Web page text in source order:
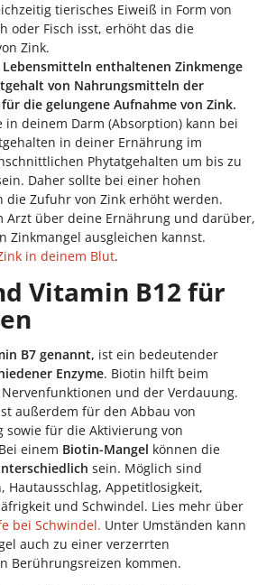
tierisches Eiweiß in Form von
oder Fisch isst, erhöht das die
Zink.
enthaltenen Zinkmenge
von Nahrungsmitteln der
die gelungene Aufnahme von Zink.
in deinem Darm (Absorption) kann bei
in deiner Ernährung im
Phytatgehalten um bis zu
Daher sollte bei einer hohen
die Zufuhr von Zink erhöht werden.
Arzt über deine Ernährung und darüber,
Zinkmangel ausgleichen kannst.
in deinem Blut.
Vitamin B12 für
B7 genannt, ist ein bedeutender
Enzyme. Biotin hilft beim
und der Verdauung.
außerdem für den Abbau von
sowie für die Aktivierung von
einem Biotin-Mangel können die
sein. Möglich sind
Hautausschlag, Appetitlosigkeit,
und Schwindel. Lies mehr über
bei Schwindel. Unter Umständen kann
auch zu einer verzerrten
Berührungsreizen kommen.